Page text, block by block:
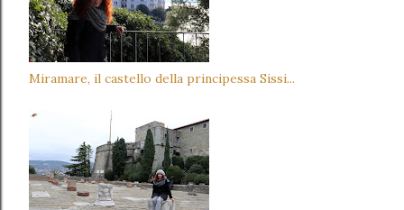
Miramare, il castello della principessa Sissi...